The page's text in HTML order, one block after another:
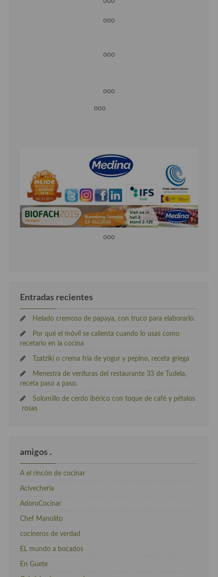
ooo
ooo
ooo
ooo
ooo
Entradas recientes
Helado cremoso de papaya, con truco para elaborarlo.
Por qué el móvil se calienta cuando lo usas como
recetario en la cocina
Tzatziki o crema fría de yogur y pepino, receta griega
Menestra de verduras del restaurante 33 de Tudela,
receta paso a paso.
Solomillo de cerdo ibérico con toque de café y pétalos
rosas
amigos .
A el rincón de cocinar
Acivecheria
AdoroCocinar
Chef Manolito
cocineros de verdad
EL mundo a bocados
En Guete